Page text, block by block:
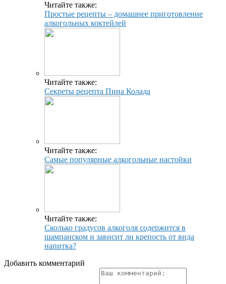
Читайте также:
Простые рецепты – домашнее приготовление
алкогольных коктейлей
Читайте также:
Секреты рецепта Пина Колада
Читайте также:
Самые популярные алкогольные настойки
Читайте также:
Сколько градусов алкоголя содержится в
шампанском и зависит ли крепость от вида
напитка?
Добавить комментарий